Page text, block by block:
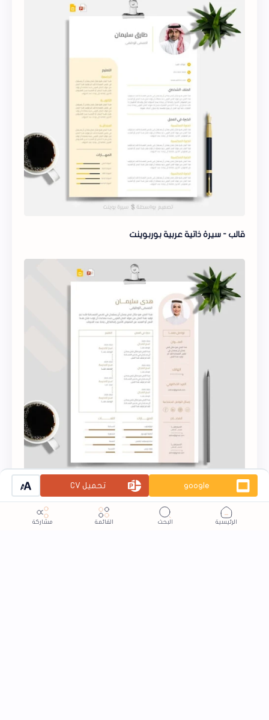
google تحميل CV
قالب - سيرة ذاتية عربية بوربوينت
هُدى - تصميم سيرة ذاتية بوربوينت